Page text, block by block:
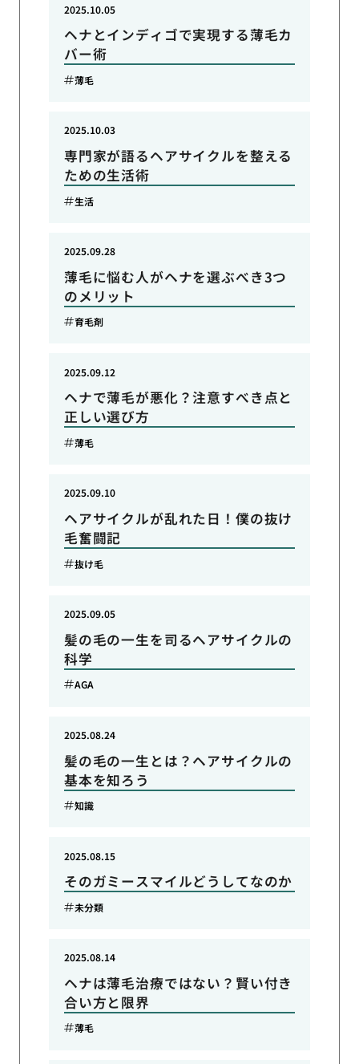
ヘナとインディゴで実現する薄毛カ
バー術
2025.10.05
薄毛
専門家が語るヘアサイクルを整える
ための生活術
2025.10.03
生活
薄毛に悩む人がヘナを選ぶべき3つ
のメリット
2025.09.28
育毛剤
ヘナで薄毛が悪化？注意すべき点と
正しい選び方
2025.09.12
薄毛
ヘアサイクルが乱れた日！僕の抜け
毛奮闘記
2025.09.10
抜け毛
髪の毛の一生を司るヘアサイクルの
科学
2025.09.05
AGA
髪の毛の一生とは？ヘアサイクルの
基本を知ろう
2025.08.24
知識
そのガミースマイルどうしてなのか
2025.08.15
未分類
ヘナは薄毛治療ではない？賢い付き
合い方と限界
2025.08.14
薄毛